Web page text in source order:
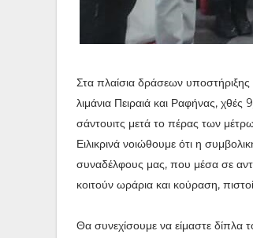
Στα πλαίσια δράσεων
λιμάνια Πειραιά και Ραφήνας,
σάντουιτς μετά το πέρας των
Ειλικρινά νοιώθουμε ότι η
συναδέλφους μας, που μέσα σε
κοιτούν ωράρια και κούραση,
Θα συνεχίσουμε να είμαστε δίπλα